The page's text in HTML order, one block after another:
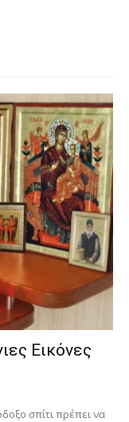
Εικόνες
σπίτι πρέπει να